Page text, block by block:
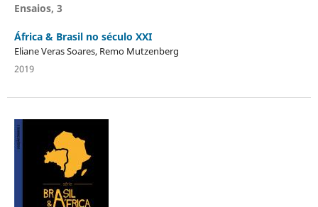
Ensaios, 3
África & Brasil no século XXI
Eliane Veras Soares, Remo Mutzenberg
2019